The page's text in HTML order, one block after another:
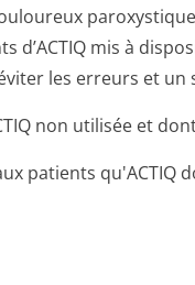
d’ACTIQ mis à
les erreurs et un
non utilisée et
patients qu'ACTIQ